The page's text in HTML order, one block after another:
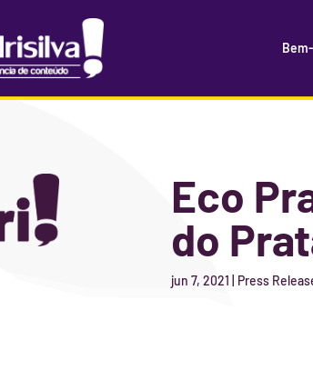
Eco
do
jun 7, 2021 Press